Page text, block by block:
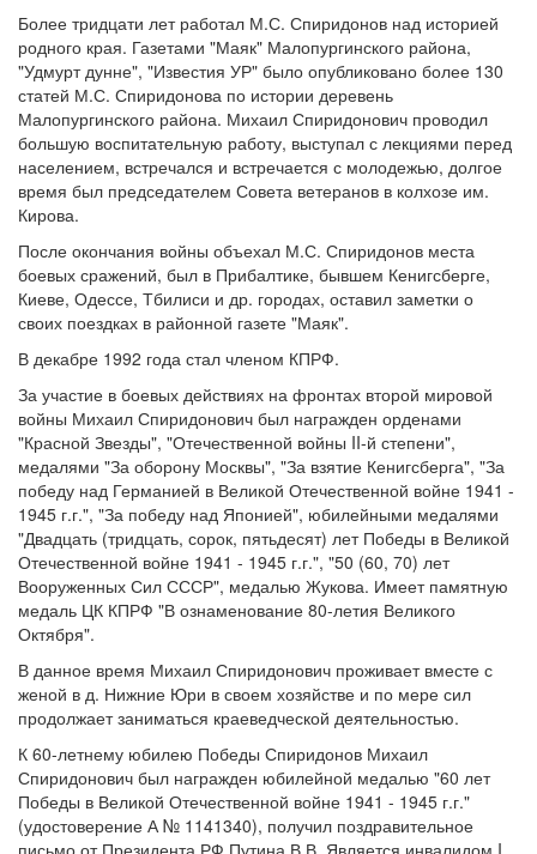
Более тридцати лет работал М.С. Спиридонов над историей
родного края. Газетами "Маяк" Малопургинского района,
"Удмурт дунне", "Известия УР" было опубликовано более 130
статей М.С. Спиридонова по истории деревень
Малопургинского района. Михаил Спиридонович проводил
большую воспитательную работу, выступал с лекциями перед
населением, встречался и встречается с молодежью, долгое
время был председателем Совета ветеранов в колхозе им.
Кирова.
После окончания войны объехал М.С. Спиридонов места
боевых сражений, был в Прибалтике, бывшем Кенигсберге,
Киеве, Одессе, Тбилиси и др. городах, оставил заметки о
своих поездках в районной газете "Маяк".
В декабре 1992 года стал членом КПРФ.
За участие в боевых действиях на фронтах второй мировой
войны Михаил Спиридонович был награжден орденами
"Красной Звезды", "Отечественной войны II-й степени",
медалями "За оборону Москвы", "За взятие Кенигсберга", "За
победу над Германией в Великой Отечественной войне 1941 -
1945 г.г.", "За победу над Японией", юбилейными медалями
"Двадцать (тридцать, сорок, пятьдесят) лет Победы в Великой
Отечественной войне 1941 - 1945 г.г.", "50 (60, 70) лет
Вооруженных Сил СССР", медалью Жукова. Имеет памятную
медаль ЦК КПРФ "В ознаменование 80-летия Великого
Октября".
В данное время Михаил Спиридонович проживает вместе с
женой в д. Нижние Юри в своем хозяйстве и по мере сил
продолжает заниматься краеведческой деятельностью.
К 60-летнему юбилею Победы Спиридонов Михаил
Спиридонович был награжден юбилейной медалью "60 лет
Победы в Великой Отечественной войне 1941 - 1945 г.г."
(удостоверение А № 1141340), получил поздравительное
письмо от Президента РФ Путина В.В. Является инвалидом I